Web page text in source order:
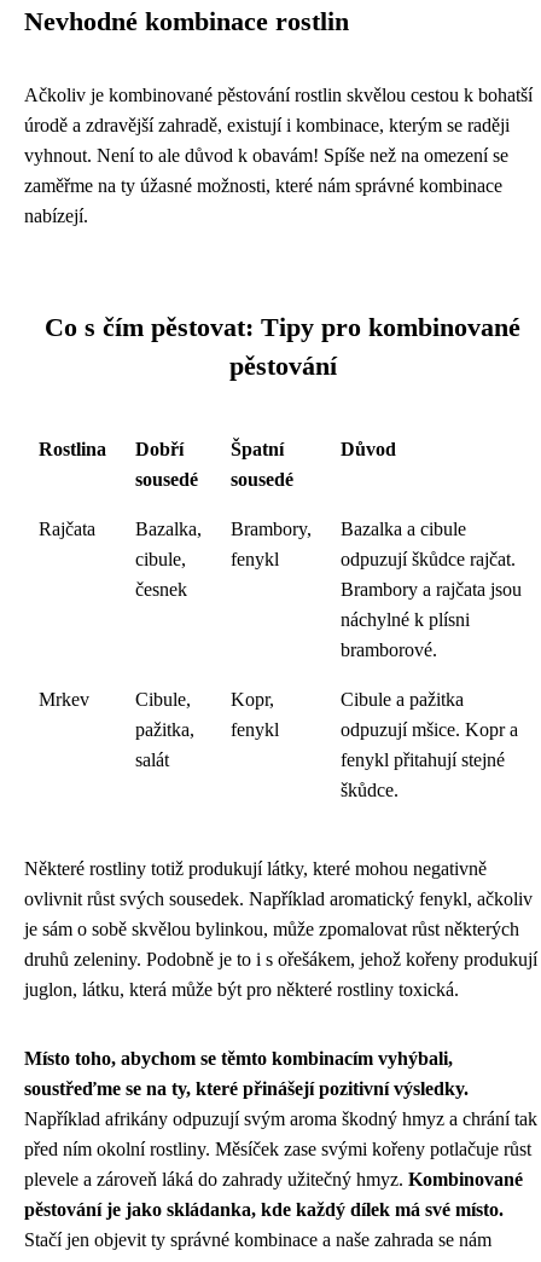
Nevhodné kombinace rostlin
Ačkoliv je kombinované pěstování rostlin skvělou cestou k bohatší
úrodě a zdravější zahradě, existují i kombinace, kterým se raději
vyhnout. Není to ale důvod k obavám! Spíše než na omezení se
zaměřme na ty úžasné možnosti, které nám správné kombinace
nabízejí.
Co s čím pěstovat: Tipy pro kombinované
pěstování
Rostlina
Dobří
sousedé
Špatní
sousedé
Důvod
Rajčata
Bazalka,
cibule,
česnek
Brambory,
fenykl
Bazalka a cibule
odpuzují škůdce rajčat.
Brambory a rajčata jsou
náchylné k plísni
bramborové.
Mrkev
Cibule,
pažitka,
salát
Kopr,
fenykl
Cibule a pažitka
odpuzují mšice. Kopr a
fenykl přitahují stejné
škůdce.
Některé rostliny totiž produkují látky, které mohou negativně
ovlivnit růst svých sousedek. Například aromatický fenykl, ačkoliv
je sám o sobě skvělou bylinkou, může zpomalovat růst některých
druhů zeleniny. Podobně je to i s ořešákem, jehož kořeny produkují
juglon, látku, která může být pro některé rostliny toxická.
Místo toho, abychom se těmto kombinacím vyhýbali,
soustřeďme se na ty, které přinášejí pozitivní výsledky.
Například afrikány odpuzují svým aroma škodný hmyz a chrání tak
před ním okolní rostliny. Měsíček zase svými kořeny potlačuje růst
plevele a zároveň láká do zahrady užitečný hmyz. Kombinované
pěstování je jako skládanka, kde každý dílek má své místo.
Stačí jen objevit ty správné kombinace a naše zahrada se nám